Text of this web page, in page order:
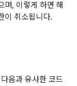
며, 이렇게 하면 해
이 취소됩니다.
음과 유사한 코드